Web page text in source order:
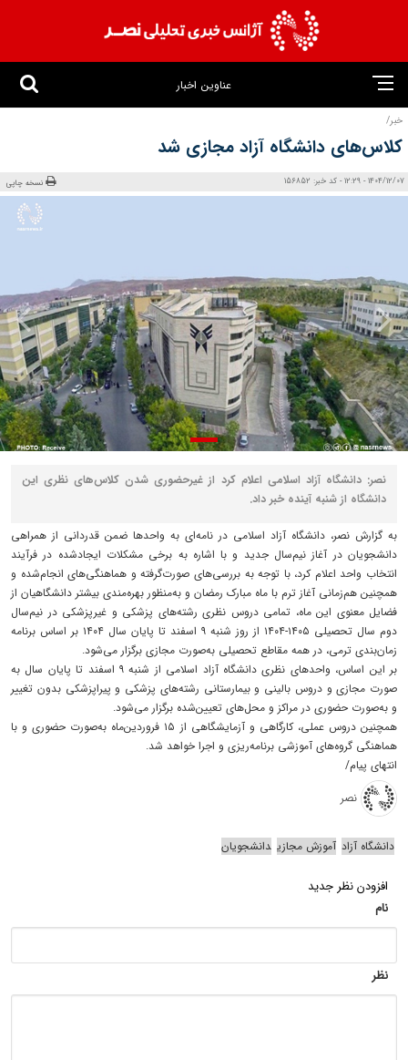
عناوین اخبار
خبر/
کلاس‌های دانشگاه آزاد مجازی شد
1404/12/07 - 12:29 - کد خبر: 156852 نسخه چاپی
نصر: دانشگاه آزاد اسلامی اعلام کرد از غیرحضوری شدن کلاس‌های نظری این
دانشگاه از شنبه آینده خبر داد.
به گزارش نصر، دانشگاه آزاد اسلامی در نامه‌ای به واحدها ضمن قدردانی از همراهی
دانشجویان در آغاز نیم‌سال جدید و با اشاره به برخی مشکلات ایجادشده در فرآیند
انتخاب واحد اعلام کرد، با توجه به بررسی‌های صورت‌گرفته و هماهنگی‌های انجام‌شده و
همچنین هم‌زمانی آغاز ترم با ماه مبارک رمضان و به‌منظور بهره‌مندی بیشتر دانشگاهیان از
فضایل معنوی این ماه، تمامی دروس نظری رشته‌های پزشکی و غیرپزشکی در نیم‌سال
دوم سال تحصیلی ۱۴۰۵-۱۴۰۴ از روز شنبه ۹ اسفند تا پایان سال ۱۴۰۴ بر اساس برنامه
زمان‌بندی ترمی، در همه مقاطع تحصیلی به‌صورت مجازی برگزار می‌شود.
بر این اساس، واحدهای نظری دانشگاه آزاد اسلامی از شنبه ۹ اسفند تا پایان سال به
صورت مجازی و دروس بالینی و بیمارستانی رشته‌های پزشکی و پیراپزشکی بدون تغییر
و به‌صورت حضوری در مراکز و محل‌های تعیین‌شده برگزار می‌شود.
همچنین دروس عملی، کارگاهی و آزمایشگاهی از ۱۵ فروردین‌ماه به‌صورت حضوری و با
هماهنگی گروه‌های آموزشی برنامه‌ریزی و اجرا خواهد شد.
انتهای پیام/
نصر
دانشگاه آزاد آموزش مجازی دانشجویان
افزودن نظر جدید
نام
نظر